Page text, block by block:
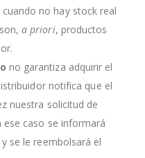
cuando no hay stock real
a priori, productos
no garantiza adquirir el
notifica que el
nuestra solicitud de
ese caso se informará
se le reembolsará el